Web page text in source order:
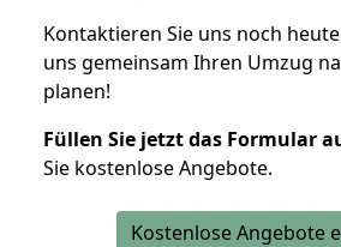
Kontaktieren Sie uns noch
uns gemeinsam Ihren Umzug
planen!
Füllen Sie jetzt das Formular
Sie kostenlose Angebote.
Kostenlose Angebote